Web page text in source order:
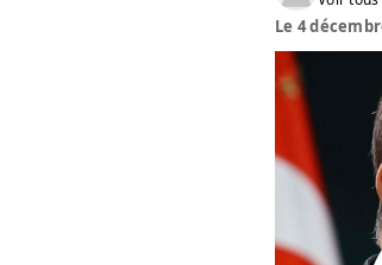
Le 4